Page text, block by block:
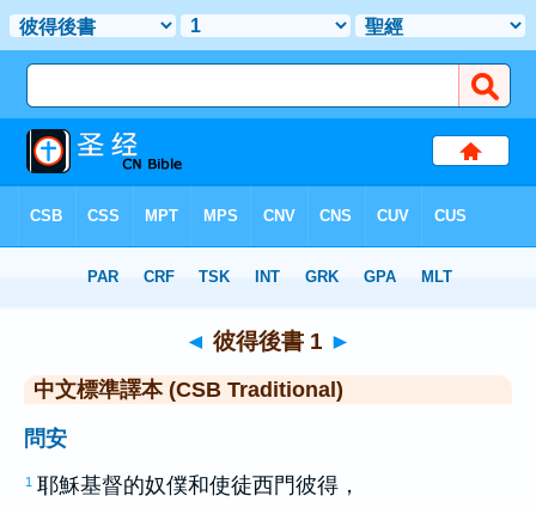
> 彼得後書 1
◄ 彼得後書 1 ►
中文標準譯本 (CSB Traditional)
問安
1 耶穌基督的奴僕和使徒西門彼得 ，